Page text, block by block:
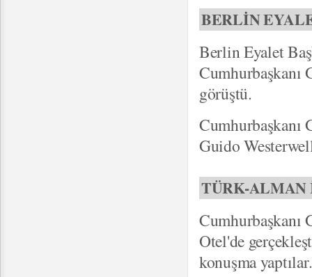
BERLİN
Berlin Eyalet
görüştü.
Cumhurbaşkanı
Guido
TÜRK-ALMAN
Otel'de
konuşma yaptılar.